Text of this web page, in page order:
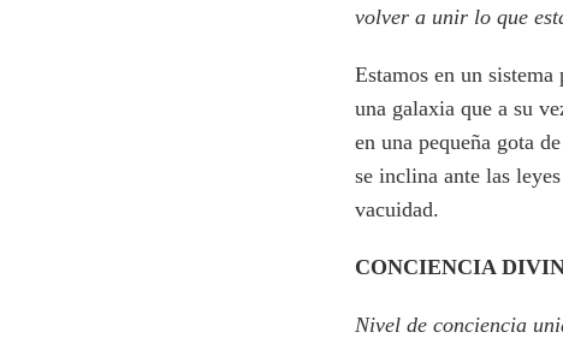
volver a unir lo que
Estamos en un
una galaxia que a su
en una pequeña gota
se inclina ante las
vacuidad.
CONCIENCIA
Nivel de conciencia